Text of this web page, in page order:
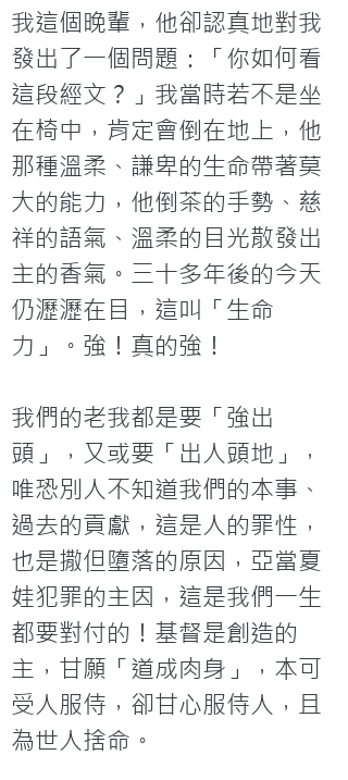
我這個晚輩，他卻認真地對我
發出了一個問題：「你如何看
這段經文？」我當時若不是坐
在椅中，肯定會倒在地上，他
那種溫柔、謙卑的生命帶著莫
大的能力，他倒茶的手勢、慈
祥的語氣、溫柔的目光散發出
主的香氣。三十多年後的今天
仍瀝瀝在目，這叫「生命
力」。強！真的強！
我們的老我都是要「強出
頭」，又或要「出人頭地」，
唯恐別人不知道我們的本事、
過去的貢獻，這是人的罪性，
也是撒但墮落的原因，亞當夏
娃犯罪的主因，這是我們一生
都要對付的！基督是創造的
主，甘願「道成肉身」，本可
受人服侍，卻甘心服侍人，且
為世人捨命。